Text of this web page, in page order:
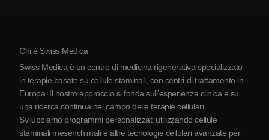
La Serbia
Partnership
Chi è Swiss Medica
Swiss Medica è un centro di medicina rigenerativa specializzato
in terapie basate su cellule staminali, con centri di trattamento in
Europa. Il nostro approccio si fonda sull’esperienza clinica e su
una ricerca continua nel campo delle terapie cellulari.
Sviluppiamo programmi personalizzati utilizzando cellule
staminali mesenchimali e altre tecnologie cellulari avanzate per